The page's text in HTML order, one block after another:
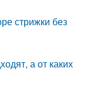
стрижки без
а от каких